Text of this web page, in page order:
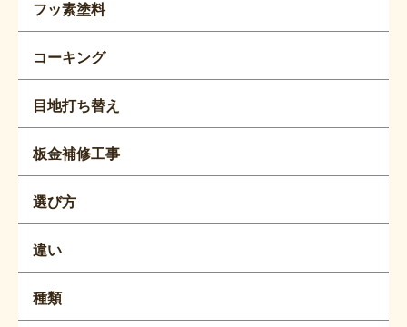
フッ素塗料
コーキング
目地打ち替え
板金補修工事
選び方
違い
種類